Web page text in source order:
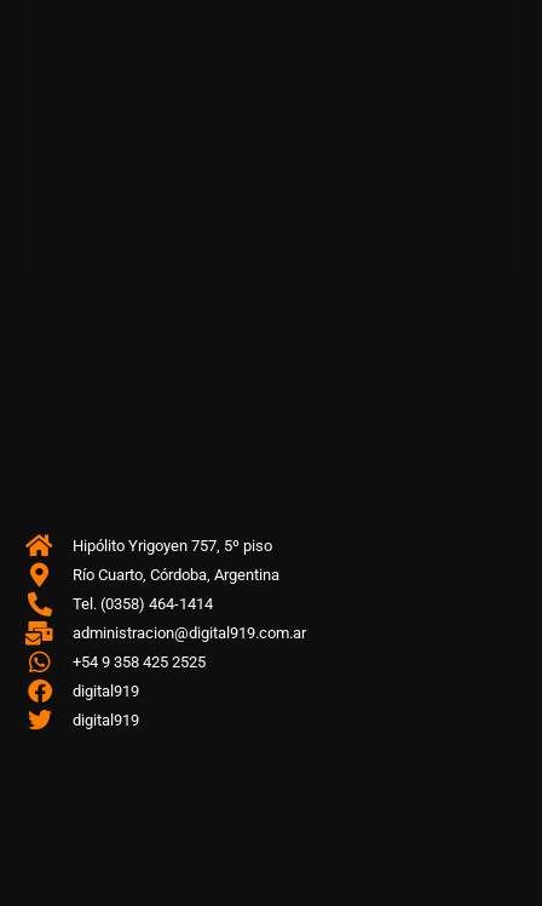
Hipólito Yrigoyen 757, 5º piso
Río Cuarto, Córdoba, Argentina
Tel. (0358) 464-1414
administracion@digital919.com.ar
+54 9 358 425 2525
digital919
digital919